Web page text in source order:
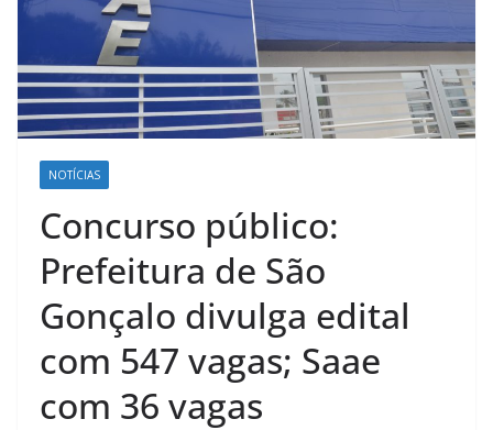
NOTÍCIAS
Concurso público:
Prefeitura de São
Gonçalo divulga edital
com 547 vagas; Saae
com 36 vagas